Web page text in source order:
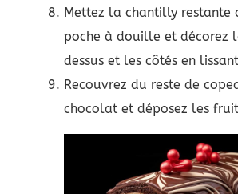
Mettez la chantilly restante
poche à douille et décorez
dessus et les côtés en
Recouvrez du reste de
chocolat et déposez les